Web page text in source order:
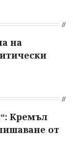
на
Кремъл
от